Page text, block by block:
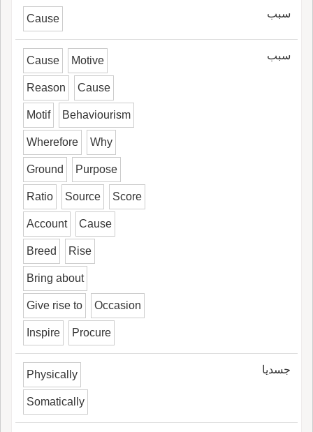
سبب Cause
سبب Cause Motive
Reason Cause
Motif Behaviourism
Wherefore Why
Ground Purpose
Ratio Source Score
Account Cause
Breed Rise
Bring about
Give rise to Occasion
Inspire Procure
جسديا Physically
Somatically